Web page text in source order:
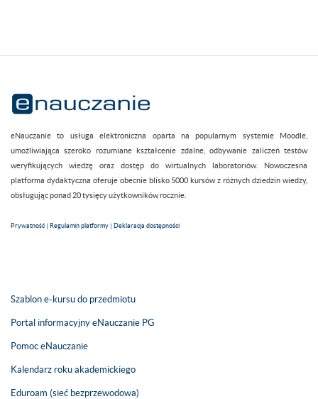
eNauczanie to usługa elektroniczna oparta na popularnym systemie Moodle,
umożliwiająca szeroko rozumiane kształcenie zdalne, odbywanie zaliczeń testów
weryfikujących wiedzę oraz dostęp do wirtualnych laboratoriów. Nowoczesna
platforma dydaktyczna oferuje obecnie blisko 5000 kursów z różnych dziedzin wiedzy,
obsługując ponad 20 tysięcy użytkowników rocznie.
Prywatność | Regulamin platformy | Deklaracja dostępności
Szablon e-kursu do przedmiotu
Portal informacyjny eNauczanie PG
Pomoc eNauczanie
Kalendarz roku akademickiego
Eduroam (sieć bezprzewodowa)